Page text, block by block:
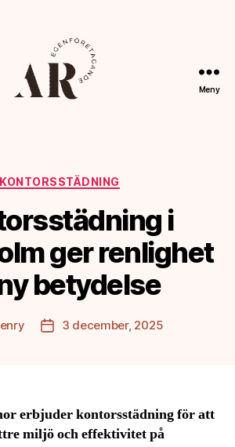
Meny
Kategorier
KONTORSSTÄDNING
i
ger renlighet
betydelse
Inläggsdatum
3 december, 2025
erbjuder kontorsstädning för att
miljö och effektivitet på